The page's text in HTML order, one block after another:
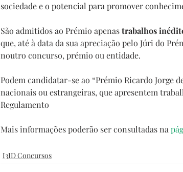
sociedade e o potencial para promover
São admitidos ao Prémio apenas trabalhos
que, até à data da sua apreciação pelo Júri do
noutro concurso, prémio ou entidade.
Podem candidatar-se ao “Prémio Ricardo Jorge
nacionais ou estrangeiras, que apresentem
Regulamento
Mais informações poderão ser consultadas na
I3ID Concursos